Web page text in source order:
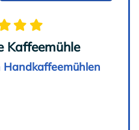
Kaffeemühle
Handkaffeemühlen